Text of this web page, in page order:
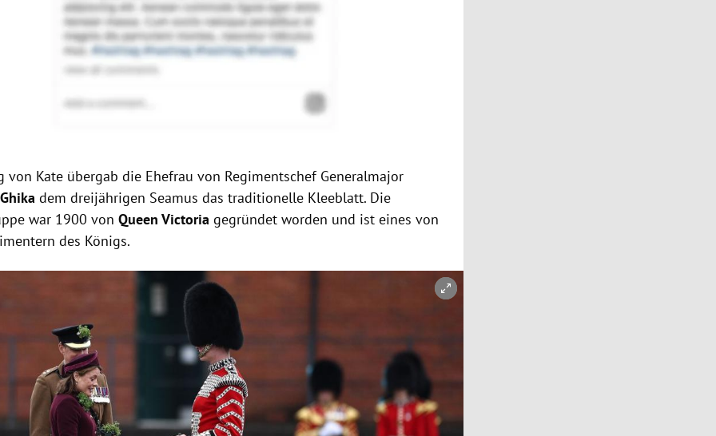
von Kate übergab die Ehefrau von Regimentschef Generalmajor
dem dreijährigen Seamus das traditionelle Kleeblatt. Die
war 1900 vonQueen Victoria gegründet worden und ist eines von
des Königs.
öffnen/schließen